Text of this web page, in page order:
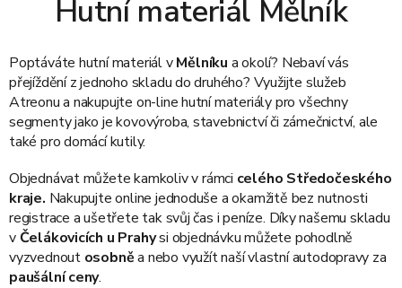
Hutní materiál Mělník
Poptáváte hutní materiálvMělníku a okolí? Nebaví vás
přejíždění z jednoho skladu do druhého? Využijte služeb
Atreonu a nakupujte on-line hutní materiály pro všechny
segmenty jako je kovovýroba, stavebnictví či zámečnictví, ale
také pro domácí kutily.
Objednávat můžetekamkoliv v rámci celého Středočeského
kraje. Nakupujte online jednoduše a okamžitě bez nutnosti
registrace a ušetřete tak svůj čas i peníze. Díky našemu skladu
vČelákovicích u Prahysi objednávku můžete pohodlně
vyzvednout osobněa nebo využít naší vlastní autodopravy za
paušální ceny.